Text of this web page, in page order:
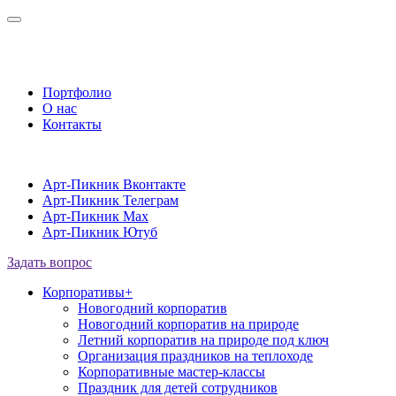
Портфолио
О нас
Контакты
Арт-Пикник Вконтакте
Арт-Пикник Телеграм
Арт-Пикник Max
Арт-Пикник Ютуб
Задать вопрос
Корпоративы+
Новогодний корпоратив
Новогодний корпоратив на природе
Летний корпоратив на природе под ключ
Организация праздников на теплоходе
Корпоративные мастер-классы
Праздник для детей сотрудников